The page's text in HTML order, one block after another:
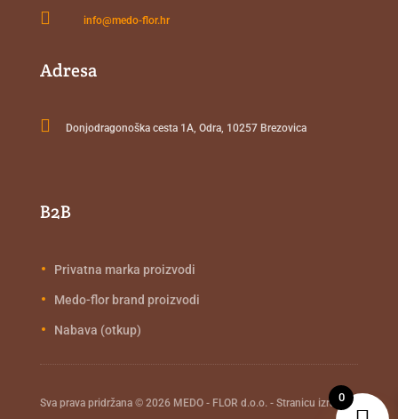
 info@medo-flor.hr
Adresa
 Donjodragonoška cesta 1A, Odra, 10257 Brezovica
B2B
Privatna marka proizvodi
Medo-flor brand proizvodi
Nabava (otkup)
Sva prava pridržana © 2026 MEDO - FLOR d.o.o. - Stranicu izradio
0